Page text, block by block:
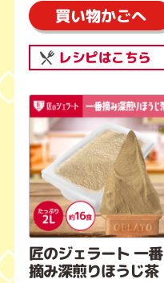
買い物かごへ
レシピはこちら
匠のジェラート 一番
摘み深煎りほうじ茶